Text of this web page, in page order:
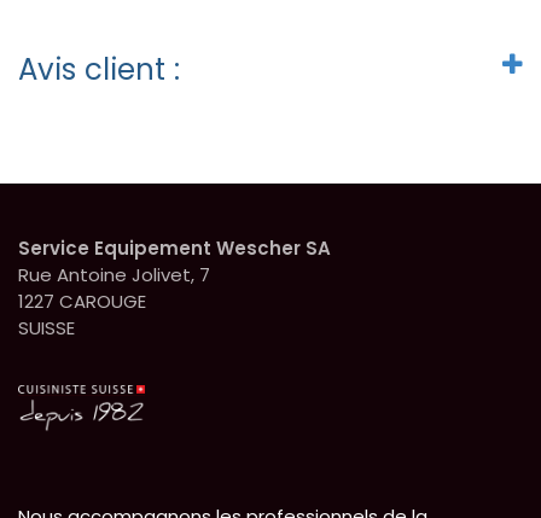
Avis client :
Service Equipement Wescher SA
Rue Antoine Jolivet, 7
1227 CAROUGE
SUISSE